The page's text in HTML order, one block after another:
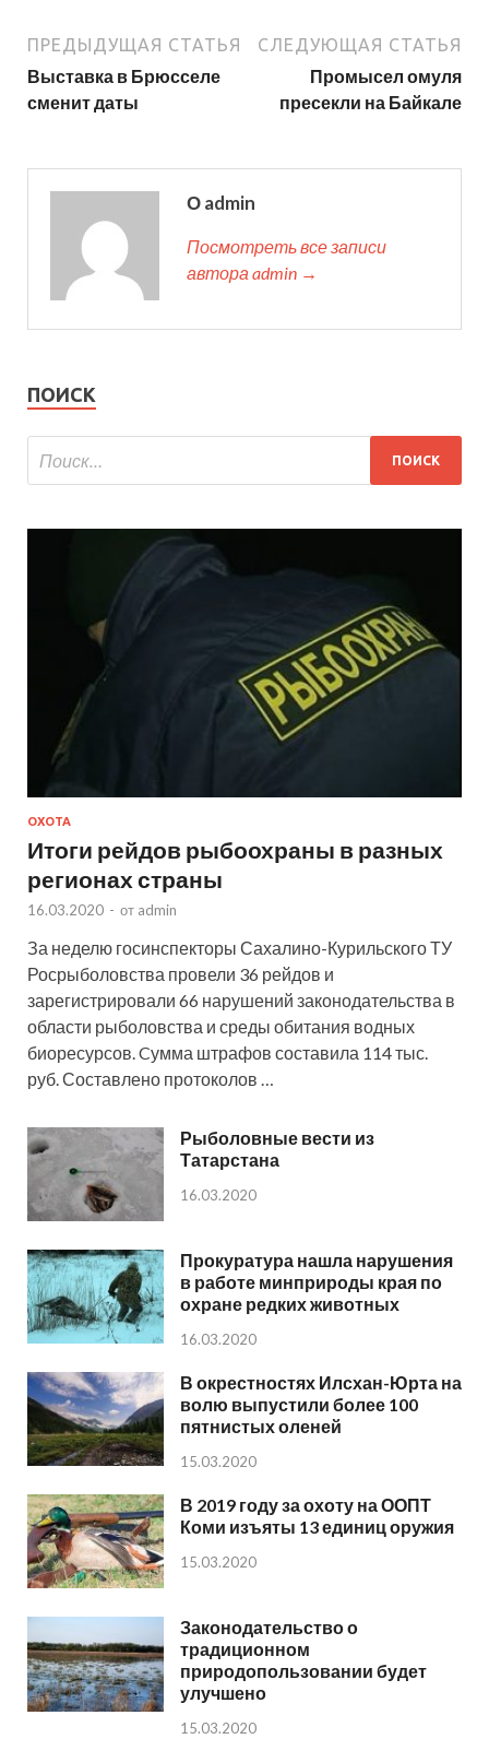
ПРЕДЫДУЩАЯ СТАТЬЯ
Выставка в Брюсселе
сменит даты
СЛЕДУЮЩАЯ СТАТЬЯ
Промысел омуля
пресекли на Байкале
О admin
Посмотреть все записи
автора admin →
ПОИСК
ОХОТА
Итоги рейдов рыбоохраны в разных
регионах страны
16.03.2020 - от admin
За неделю госинспекторы Сахалино-Курильского ТУ
Росрыболовства провели 36 рейдов и
зарегистрировали 66 нарушений законодательства в
области рыболовства и среды обитания водных
биоресурсов. Cумма штрафов составила 114 тыс.
руб. Составлено протоколов …
Рыболовные вести из
Татарстана
16.03.2020
Прокуратура нашла нарушения
в работе минприроды края по
охране редких животных
16.03.2020
В окрестностях Илсхан-Юрта на
волю выпустили более 100
пятнистых оленей
15.03.2020
В 2019 году за охоту на ООПТ
Коми изъяты 13 единиц оружия
15.03.2020
Законодательство о
традиционном
природопользовании будет
улучшено
15.03.2020